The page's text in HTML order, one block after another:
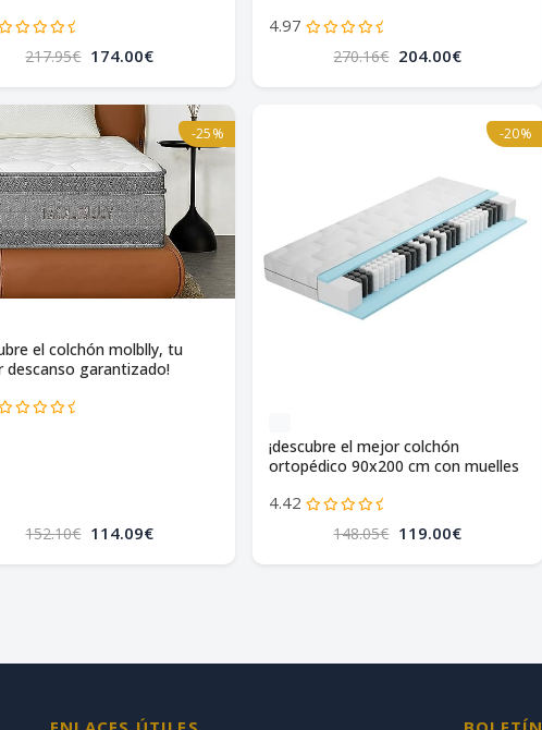
217.95€ 174.00€
4.97
270.16€ 204.00€
-25%
el colchón molblly, tu
descanso garantizado!
152.10€ 114.09€
-20%
¡descubre el mejor colchón
ortopédico 90x200 cm con muelles
4.42
148.05€ 119.00€